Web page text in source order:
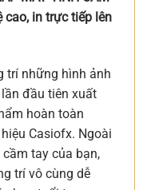
cao, in trực tiếp lên
trí những hình ảnh
đầu tiên xuất
hoàn toàn
Casiofx. Ngoài
tay của bạn,
trí vô cùng dễ